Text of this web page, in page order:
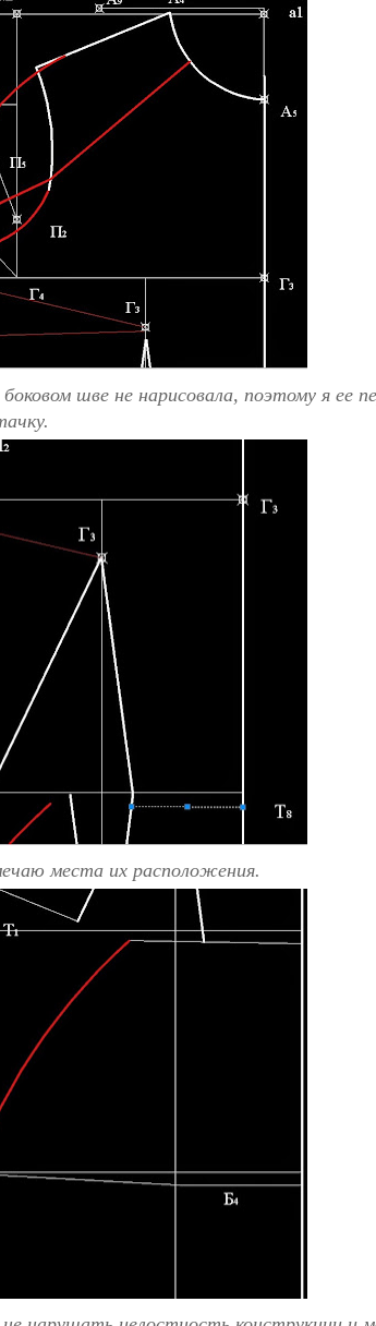
шве не нарисовала, поэтому я ее
места их расположения.